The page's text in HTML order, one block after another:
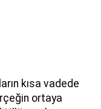
kısa vadede
ortaya